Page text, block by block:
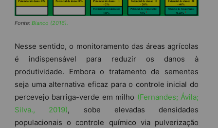
Fonte: Bianco (2016).
Nesse sentido, o monitoramento das áreas agrícolas
é indispensável para reduzir os danos à
produtividade. Embora o tratamento de sementes
seja uma alternativa eficaz para o controle inicial do
percevejo barriga-verde em milho (Fernandes; Ávila;
Silva., 2019), sobe elevadas densidades
populacionais o controle químico via pulverização